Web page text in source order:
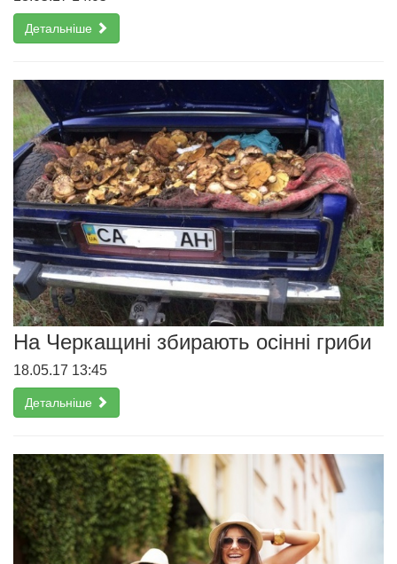
Детальніше
На Черкащині збирають осінні гриби
18.05.17 13:45
Детальніше